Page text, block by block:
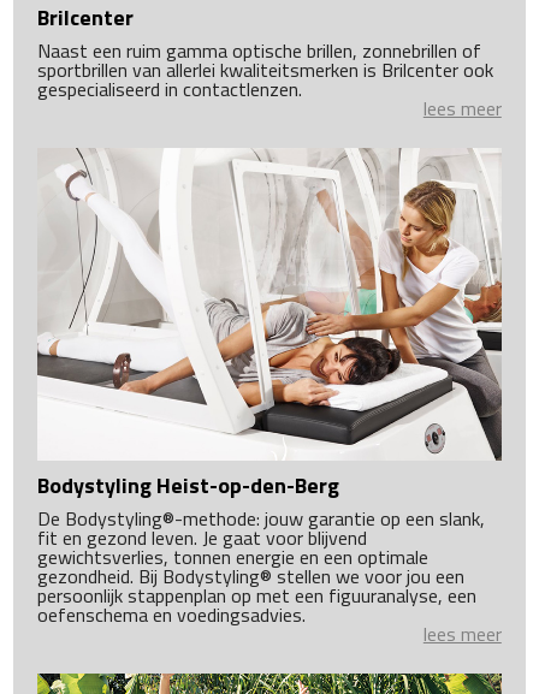
Brilcenter
Naast een ruim gamma optische brillen, zonnebrillen of
sportbrillen van allerlei kwaliteitsmerken is Brilcenter ook
gespecialiseerd in contactlenzen.
lees meer
Bodystyling Heist-op-den-Berg
De Bodystyling®-methode: jouw garantie op een slank,
fit en gezond leven. Je gaat voor blijvend
gewichtsverlies, tonnen energie en een optimale
gezondheid. Bij Bodystyling® stellen we voor jou een
persoonlijk stappenplan op met een figuuranalyse, een
oefenschema en voedingsadvies.
lees meer